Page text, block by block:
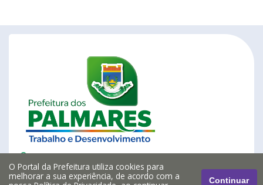
São Sebastião, Palmares/PE
O Portal da Prefeitura utiliza cookies para
melhorar a sua experiência, de acordo com a
Continuar